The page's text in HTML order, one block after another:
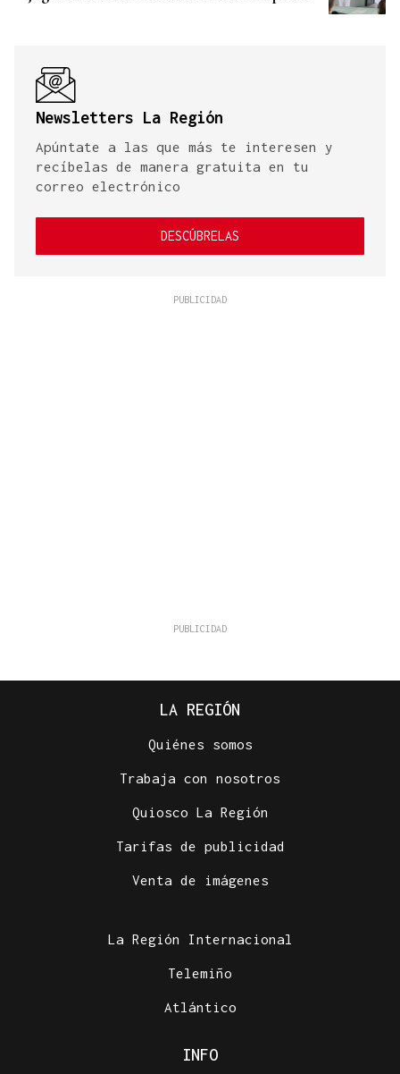
Newsletters La Región
Apúntate a las que más te interesen y
recíbelas de manera gratuita en tu
correo electrónico
DESCÚBRELAS
LA REGIÓN
Quiénes somos
Trabaja con nosotros
Quiosco La Región
Tarifas de publicidad
Venta de imágenes
La Región Internacional
Telemiño
Atlántico
INFO